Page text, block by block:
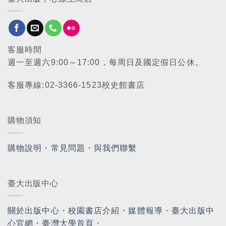
客服時間
週一至週六9:00～17:00，每周日及國定假日公休。
客服專線:02-3366-1523校史館書店
購物須知
購物說明 ・ 常見問題 ・與我們聯繫
臺大出版中心
關於出版中心 ・ 校園書店介紹 ・媒體報導 ・ 臺大出版中
心官網 ・臺灣大學首頁 ・